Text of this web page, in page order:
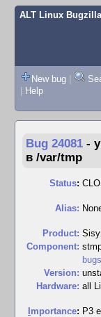
ALT Linux Bugzilla
New bug |
| Help
Bug 24081 -
в /var/tmp
Status:
Alias:
Product:
Component:
bugs
Version:
Hardware: all
mportance: P3